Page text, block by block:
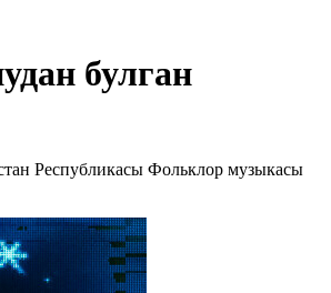
булган
Республикасы Фольклор музыкасы